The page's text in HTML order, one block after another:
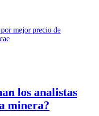
los analistas
minera?